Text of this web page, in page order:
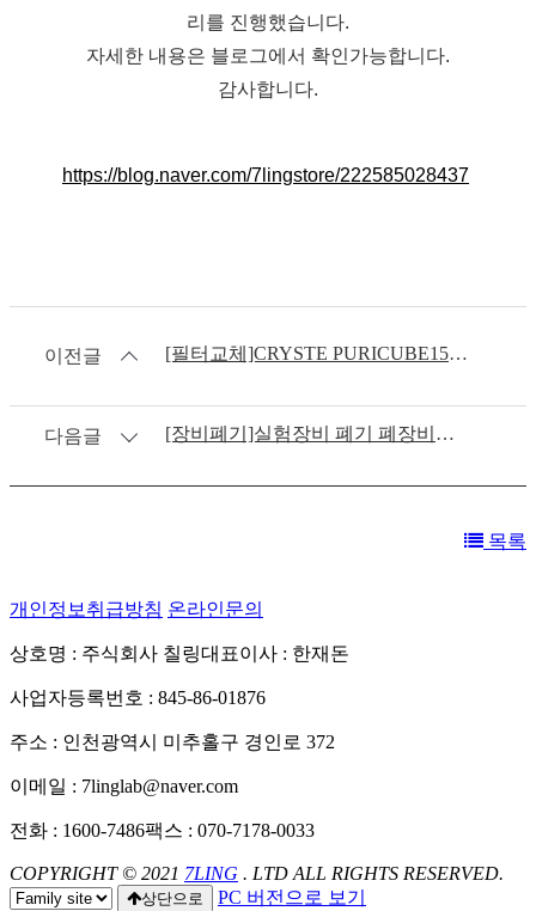
리를 진행했습니다.
자세한 내용은 블로그에서 확인가능합니다.
감사합니다.
https://blog.naver.com/7lingstore/222585028437
이전글 [필터교체]CRYSTE PURICUBE1500 생물안전작업대 BSC 총4대 헤파필터(HEPA Filter) 필터교체 - 서울 ㅇ사
다음글 [장비폐기]실험장비 폐기 폐장비처리 DryOven Shaker,Microwave Reactor,진공펌프,자석교반기,Rat Cage 외 - SK바이오팜(2)
목록
개인정보취급방침 온라인문의
상호명 : 주식회사 칠링대표이사 : 한재돈
사업자등록번호 : 845-86-01876
주소 : 인천광역시 미추홀구 경인로 372
이메일 : 7linglab@naver.com
전화 : 1600-7486팩스 : 070-7178-0033
COPYRIGHT © 2021 7LING . LTD ALL RIGHTS RESERVED.
상단으로 PC 버전으로 보기